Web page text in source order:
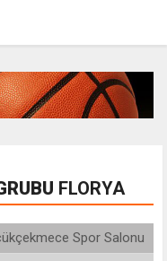
FLORYA
Spor Salonu